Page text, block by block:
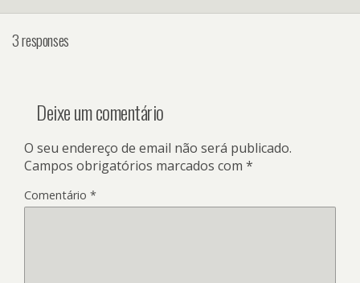
3 responses
Deixe um comentário
O seu endereço de email não será publicado.
Campos obrigatórios marcados com *
Comentário *